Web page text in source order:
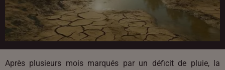
Après plusieurs mois marqués par un déficit de pluie, la